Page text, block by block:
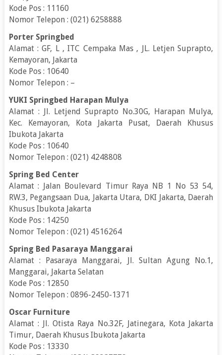
Kode Pos : 11160
Nomor Telepon : (021) 6258888
Porter Springbed
Alamat : GF, L , ITC Cempaka Mas , JL. Letjen Suprapto,
Kemayoran, Jakarta
Kode Pos : 10640
Nomor Telepon : –
YUKI Springbed Harapan Mulya
Alamat : Jl. Letjend Suprapto No.30G, Harapan Mulya,
Kec. Kemayoran, Kota Jakarta Pusat, Daerah Khusus
Ibukota Jakarta
Kode Pos : 10640
Nomor Telepon : (021) 4248808
Spring Bed Center
Alamat : Jalan Boulevard Timur Raya NB 1 No 53 54,
RW.3, Pegangsaan Dua, Jakarta Utara, DKI Jakarta, Daerah
Khusus Ibukota Jakarta
Kode Pos : 14250
Nomor Telepon : (021) 4516264
Spring Bed Pasaraya Manggarai
Alamat : Pasaraya Manggarai, Jl. Sultan Agung No.1,
Manggarai, Jakarta Selatan
Kode Pos : 12850
Nomor Telepon : 0896-2450-1371
Oscar Furniture
Alamat : Jl. Otista Raya No.32F, Jatinegara, Kota Jakarta
Timur, Daerah Khusus Ibukota Jakarta
Kode Pos : 13330